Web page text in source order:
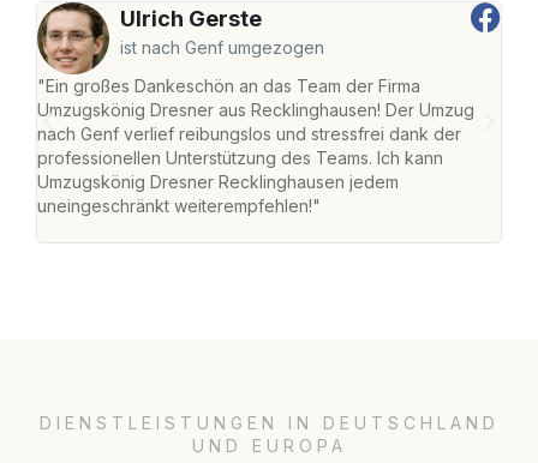
Ulrich Gerste
ist nach Genf umgezogen
"Ein großes Dankeschön an das Team der Firma
Umzugskönig Dresner aus Recklinghausen! Der Umzug
nach Genf verlief reibungslos und stressfrei dank der
professionellen Unterstützung des Teams. Ich kann
Umzugskönig Dresner Recklinghausen jedem
uneingeschränkt weiterempfehlen!"
DIENSTLEISTUNGEN IN DEUTSCHLAND
UND EUROPA